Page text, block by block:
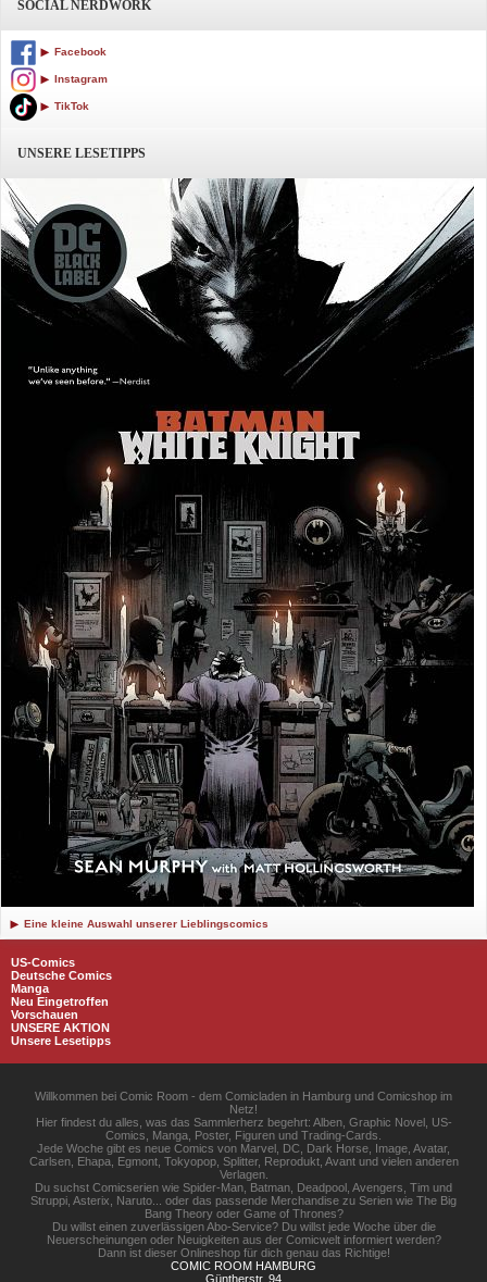
SOCIAL NERDWORK
Facebook
Instagram
TikTok
UNSERE LESETIPPS
Eine kleine Auswahl unserer Lieblingscomics
US-Comics
Deutsche Comics
Manga
Neu Eingetroffen
Vorschauen
UNSERE AKTION
Unsere Lesetipps
Willkommen bei Comic Room - dem Comicladen in Hamburg und Comicshop im
Netz!
Hier findest du alles, was das Sammlerherz begehrt: Alben, Graphic Novel, US-
Comics, Manga, Poster, Figuren und Trading-Cards.
Jede Woche gibt es neue Comics von Marvel, DC, Dark Horse, Image, Avatar,
Carlsen, Ehapa, Egmont, Tokyopop, Splitter, Reprodukt, Avant und vielen anderen
Verlagen.
Du suchst Comicserien wie Spider-Man, Batman, Deadpool, Avengers, Tim und
Struppi, Asterix, Naruto... oder das passende Merchandise zu Serien wie The Big
Bang Theory oder Game of Thrones?
Du willst einen zuverlässigen Abo-Service? Du willst jede Woche über die
Neuerscheinungen oder Neuigkeiten aus der Comicwelt informiert werden?
Dann ist dieser Onlineshop für dich genau das Richtige!
COMIC ROOM HAMBURG
Güntherstr. 94